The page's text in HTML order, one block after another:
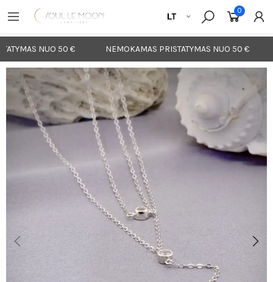
NUO 50 € NEMOKAMAS PRISTATYMAS NUO 50 €
0